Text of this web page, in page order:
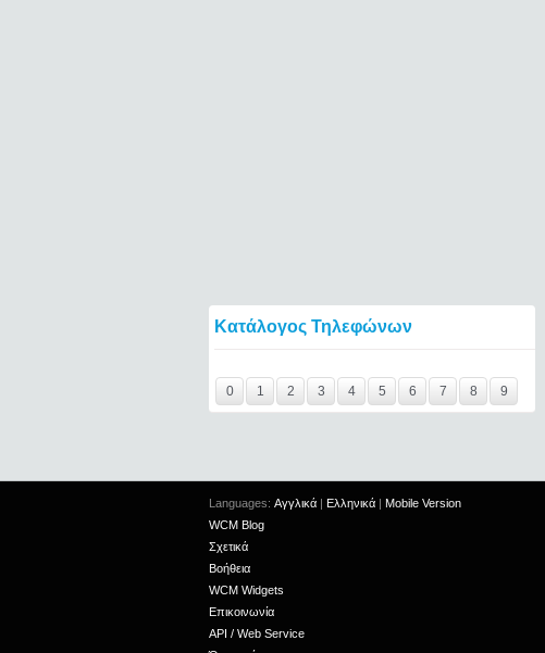
Κατάλογος Τηλεφώνων
0
1 2 3 4 5 6 7 8 9
Languages: Αγγλικά | Ελληνικά | Mobile Version
WCM Blog
Σχετικά
Βοήθεια
WCM Widgets
Επικοινωνία
API / Web Service